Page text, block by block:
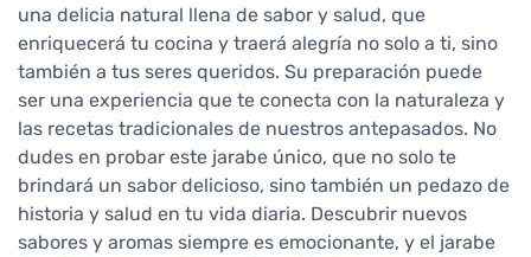
una delicia natural llena de sabor y salud, que
enriquecerá tu cocina y traerá alegría no solo a ti, sino
también a tus seres queridos. Su preparación puede
ser una experiencia que te conecta con la naturaleza y
las recetas tradicionales de nuestros antepasados. No
dudes en probar este jarabe único, que no solo te
brindará un sabor delicioso, sino también un pedazo de
historia y salud en tu vida diaria. Descubrir nuevos
sabores y aromas siempre es emocionante, y el jarabe